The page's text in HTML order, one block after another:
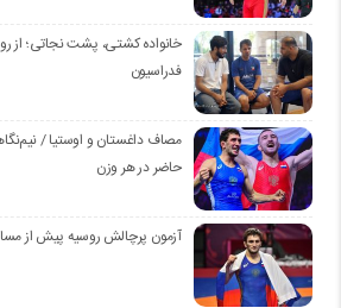
خانواده کشتی، پشت نجاتی؛ از
فدراسیون
مصاف داغستان و اوستیا /
حاضر در هر وزن
آزمون پرچالش روسیه پیش از